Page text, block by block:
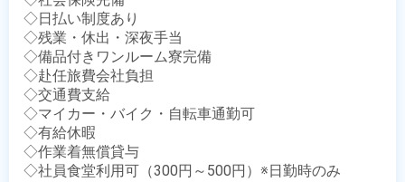
◇日払い制度あり
◇残業・休出・深夜手当
◇備品付きワンルーム寮完備
◇赴任旅費会社負担
◇交通費支給
◇マイカー・バイク・自転車通勤可
◇有給休暇
◇作業着無償貸与
◇社員食堂利用可（300円～500円）※日勤時のみ